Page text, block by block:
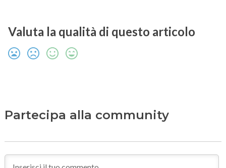
Valuta la qualità di questo articolo
Partecipa alla community